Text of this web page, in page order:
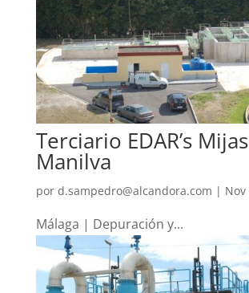
Terciario EDAR’s
Manilva
por d.sampedro@alcandora.com | Nov
Málaga | Depuración y...